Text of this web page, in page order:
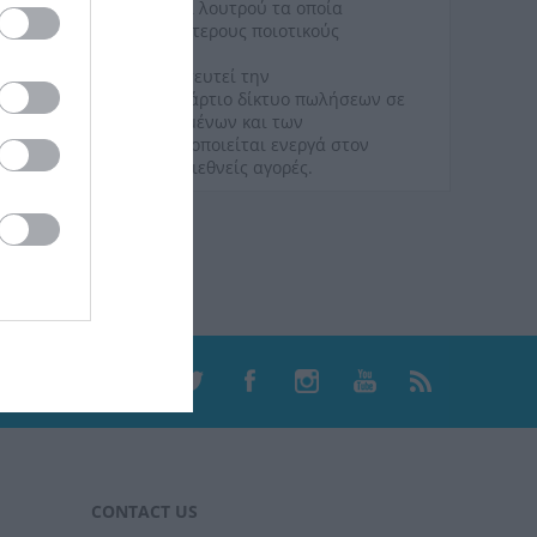
σπιράλ συνδέσεως και λουτρού τα οποία
της, με τους αυστηρότερους ποιοτικούς
οίκοι έχουν εμπιστευτεί την
η οποία διαθέτει άρτιο δίκτυο πωλήσεων σε
συμπεριλαμβανομένων και των
η Viospiral δραστηριοποιείται ενεργά στον
της στις διεθνείς αγορές.
CONTACT US